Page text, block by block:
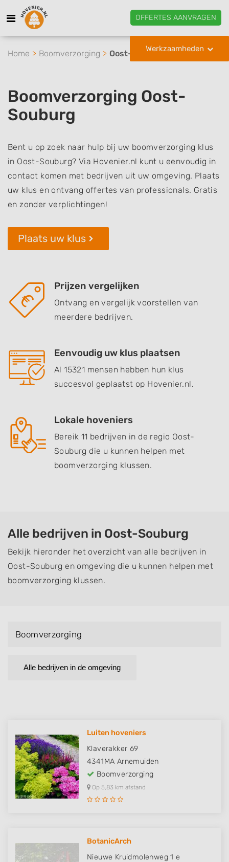
OFFERTES AANVRAGEN
Werkzaamheden
Home Boomverzorging Oost-Souburg
Boomverzorging Oost-
Souburg
Bent u op zoek naar hulp bij uw boomverzorging klus
in Oost-Souburg? Via Hovenier.nl kunt u eenvoudig in
contact komen met bedrijven uit uw omgeving. Plaats
uw klus en ontvang offertes van professionals. Gratis
en zonder verplichtingen!
Plaats uw klus
Prijzen vergelijken
Ontvang en vergelijk voorstellen van
meerdere bedrijven.
Eenvoudig uw klus plaatsen
Al 15321 mensen hebben hun klus
succesvol geplaatst op Hovenier.nl.
Lokale hoveniers
Bereik 11 bedrijven in de regio Oost-
Souburg die u kunnen helpen met
boomverzorging klussen.
Alle bedrijven in Oost-Souburg
Bekijk hieronder het overzicht van alle bedrijven in
Oost-Souburg en omgeving die u kunnen helpen met
boomverzorging klussen.
Boomverzorging
Alle bedrijven in de omgeving
Luiten hoveniers
Klaverakker 69
4341MA Arnemuiden
Boomverzorging
Op 5,83 km afstand
BotanicArch
Nieuwe Kruidmolenweg 1 e